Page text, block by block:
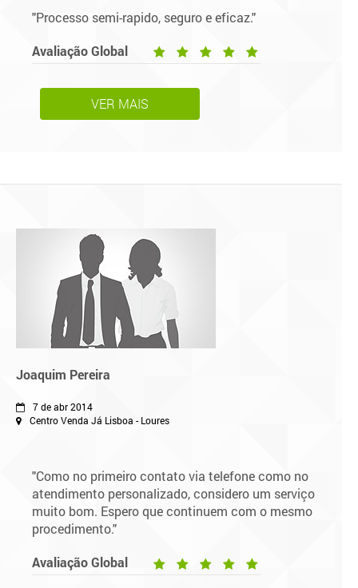
"Processo semi-rapido, seguro e eficaz."
Avaliação Global
VER MAIS
Joaquim Pereira
7 de abr 2014
Centro Venda Já Lisboa - Loures
"Como no primeiro contato via telefone como no
atendimento personalizado, considero um serviço
muito bom. Espero que continuem com o mesmo
procedimento."
Avaliação Global